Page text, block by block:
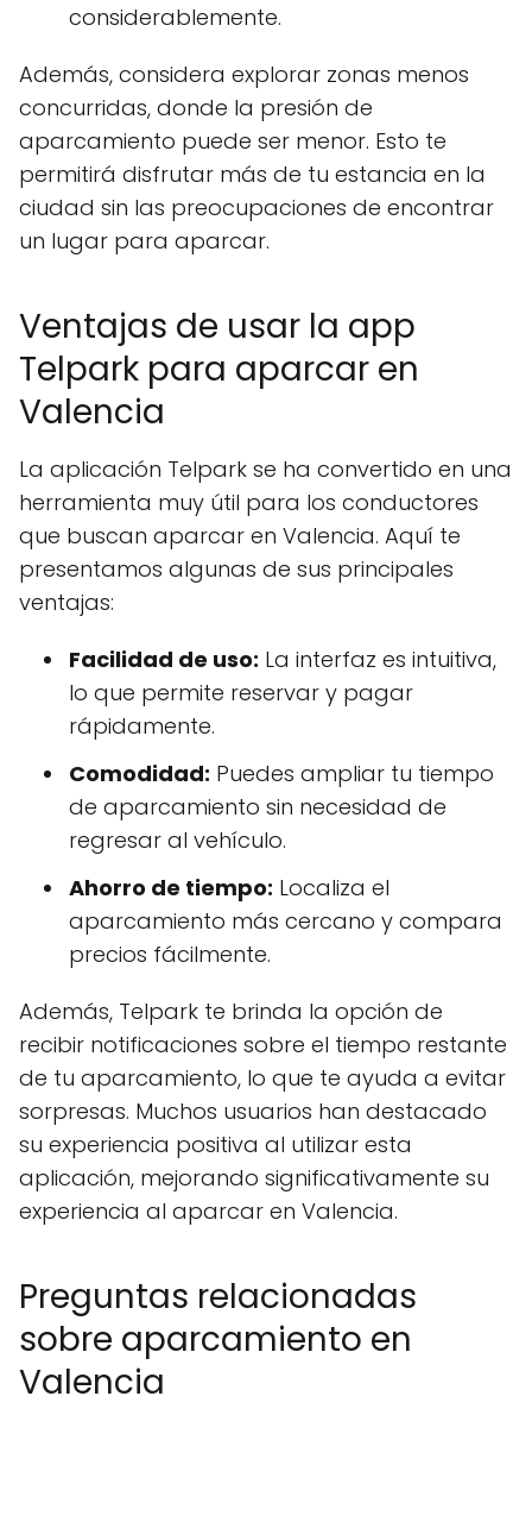
considerablemente.
Además, considera explorar zonas menos
concurridas, donde la presión de
aparcamiento puede ser menor. Esto te
permitirá disfrutar más de tu estancia en la
ciudad sin las preocupaciones de encontrar
un lugar para aparcar.
Ventajas de usar la app
Telpark para aparcar en
Valencia
La aplicación Telpark se ha convertido en una
herramienta muy útil para los conductores
que buscan aparcar en Valencia. Aquí te
presentamos algunas de sus principales
ventajas:
Facilidad de uso: La interfaz es intuitiva,
lo que permite reservar y pagar
rápidamente.
Comodidad: Puedes ampliar tu tiempo
de aparcamiento sin necesidad de
regresar al vehículo.
Ahorro de tiempo: Localiza el
aparcamiento más cercano y compara
precios fácilmente.
Además, Telpark te brinda la opción de
recibir notificaciones sobre el tiempo restante
de tu aparcamiento, lo que te ayuda a evitar
sorpresas. Muchos usuarios han destacado
su experiencia positiva al utilizar esta
aplicación, mejorando significativamente su
experiencia al aparcar en Valencia.
Preguntas relacionadas
sobre aparcamiento en
Valencia